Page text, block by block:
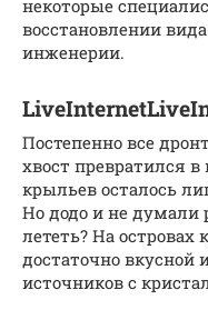
некоторые
восстановлении
инженерии.
Постепенно все
хвост превратился
крыльев осталось
Но додо и не думали
лететь? На островах
достаточно вкусной
источников с